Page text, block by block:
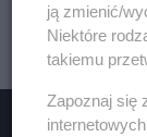
ją zmienić/
Niektóre
takiemu
Zapoznaj się